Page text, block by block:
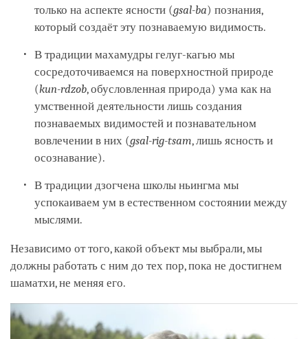
только на аспекте ясности (gsal-ba) познания,
который создаёт эту познаваемую видимость.
В традиции махамудры гелуг-кагью мы
сосредоточиваемся на поверхностной природе
(kun-rdzob, обусловленная природа) ума как на
умственной деятельности лишь создания
познаваемых видимостей и познавательном
вовлечении в них (gsal-rig-tsam, лишь ясность и
осознавание).
В традиции дзогчена школы ньингма мы
успокаиваем ум в естественном состоянии между
мыслями.
Независимо от того, какой объект мы выбрали, мы
должны работать с ним до тех пор, пока не достигнем
шаматхи, не меняя его.